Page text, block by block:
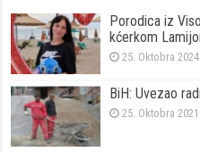
Porodica iz
kćerkom
25. Oktobra 2024.
BiH: Uvezao
25. Oktobra 2021.